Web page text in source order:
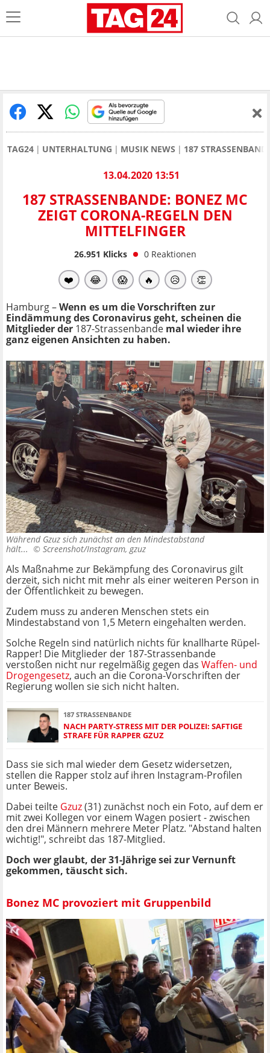
TAG24 UNTERHALTUNG MUSIK NEWS 187
13.04.2020 13:51
187 STRASSENBANDE: BONEZ MC
ZEIGT CORONA-REGELN DEN
MITTELFINGER
26.951 Klicks 0 Reaktionen
❤️ 😂 😱 🔥 😥 👏
Hamburg –Wenn es um die Vorschriften zur
Eindämmung des Coronavirus geht, scheinen die
Mitglieder der 187-Strassenbande mal wieder ihre
ganz eigenen Ansichten zu haben.
Während Gzuz sich zunächst an den Mindestabstand
hält... © Screenshot/Instagram, gzuz
Als Maßnahme zur Bekämpfung des Coronavirus gilt
derzeit, sich nicht mit mehr als einer weiteren Person in
der Öffentlichkeit zu bewegen.
Zudem muss zu anderen Menschen stets ein
Mindestabstand von 1,5 Metern eingehalten werden.
Solche Regeln sind natürlich nichts für knallharte Rüpel-
Rapper! Die Mitglieder der 187-Strassenbande
verstoßen nicht nur regelmäßig gegen das Waffen- und
Drogengesetz, auch an die Corona-Vorschriften der
Regierung wollen sie sich nicht halten.
187 STRASSENBANDE
NACH PARTY-STRESS MIT DER POLIZEI: SAFTIGE
STRAFE FÜR RAPPER GZUZ
Dass sie sich mal wieder dem Gesetz widersetzen,
stellen die Rapper stolz auf ihren Instagram-Profilen
unter Beweis.
Dabei teilte Gzuz(31) zunächst noch ein Foto, auf dem er
mit zwei Kollegen vor einem Wagen posiert - zwischen
den drei Männern mehrere Meter Platz. "Abstand halten
wichtig!", schreibt das 187-Mitglied.
Doch wer glaubt, der 31-Jährige sei zur Vernunft
gekommen, täuscht sich.
Bonez MC provoziert mit Gruppenbild